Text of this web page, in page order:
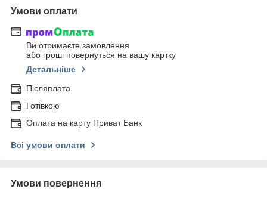
Умови оплати
Ви отримаєте замовлення
або гроші повернуться на вашу картку
Детальніше
Післяплата
Готівкою
Оплата на карту Приват Банк
Всі умови оплати
Умови повернення